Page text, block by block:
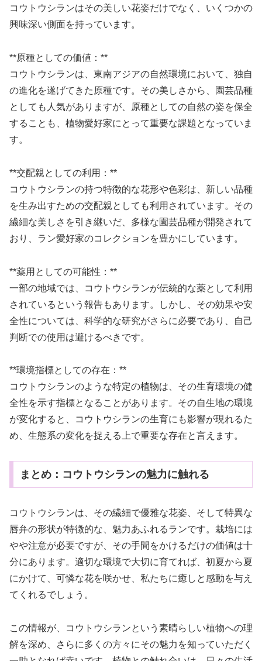
コウトウシランはその美しい花姿だけでなく、いくつかの
興味深い側面を持っています。
**原種としての価値：**
コウトウシランは、東南アジアの自然環境において、独自
の進化を遂げてきた原種です。その美しさから、園芸品種
としても人気がありますが、原種としての自然の姿を保全
することも、植物愛好家にとって重要な課題となっていま
す。
**交配親としての利用：**
コウトウシランの持つ特徴的な花形や色彩は、新しい品種
を生み出すための交配親としても利用されています。その
繊細な美しさを引き継いだ、多様な園芸品種が開発されて
おり、ラン愛好家のコレクションを豊かにしています。
**薬用としての可能性：**
一部の地域では、コウトウシランが伝統的な薬として利用
されているという報告もあります。しかし、その効果や安
全性については、科学的な研究がさらに必要であり、自己
判断での使用は避けるべきです。
**環境指標としての存在：**
コウトウシランのような特定の植物は、その生育環境の健
全性を示す指標となることがあります。その自生地の環境
が変化すると、コウトウシランの生育にも影響が現れるた
め、生態系の変化を捉える上で重要な存在と言えます。
まとめ：コウトウシランの魅力に触れる
コウトウシランは、その繊細で優雅な花姿、そして特異な
唇弁の形状が特徴的な、魅力あふれるランです。栽培には
やや注意が必要ですが、その手間をかけるだけの価値は十
分にあります。適切な環境で大切に育てれば、初夏から夏
にかけて、可憐な花を咲かせ、私たちに癒しと感動を与え
てくれるでしょう。
この情報が、コウトウシランという素晴らしい植物への理
解を深め、さらに多くの方々にその魅力を知っていただく